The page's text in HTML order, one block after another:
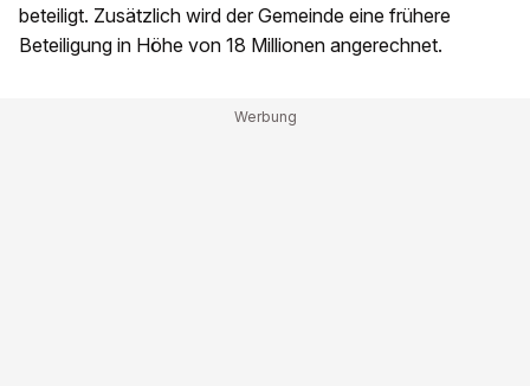
beteiligt. Zusätzlich wird der Gemeinde eine frühere
Beteiligung in Höhe von 18 Millionen angerechnet.